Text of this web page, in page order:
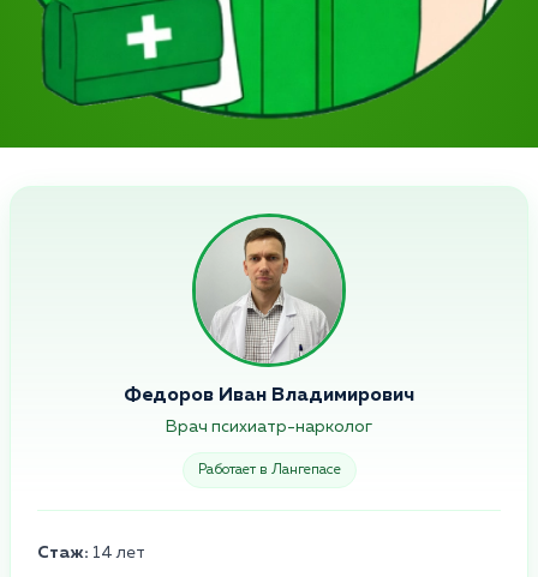
Федоров Иван Владимирович
Врач психиатр-нарколог
Работает в Лангепасе
Стаж: 14 лет